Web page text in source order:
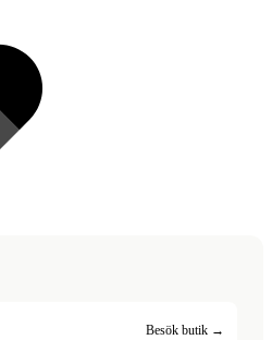
Besök butik →